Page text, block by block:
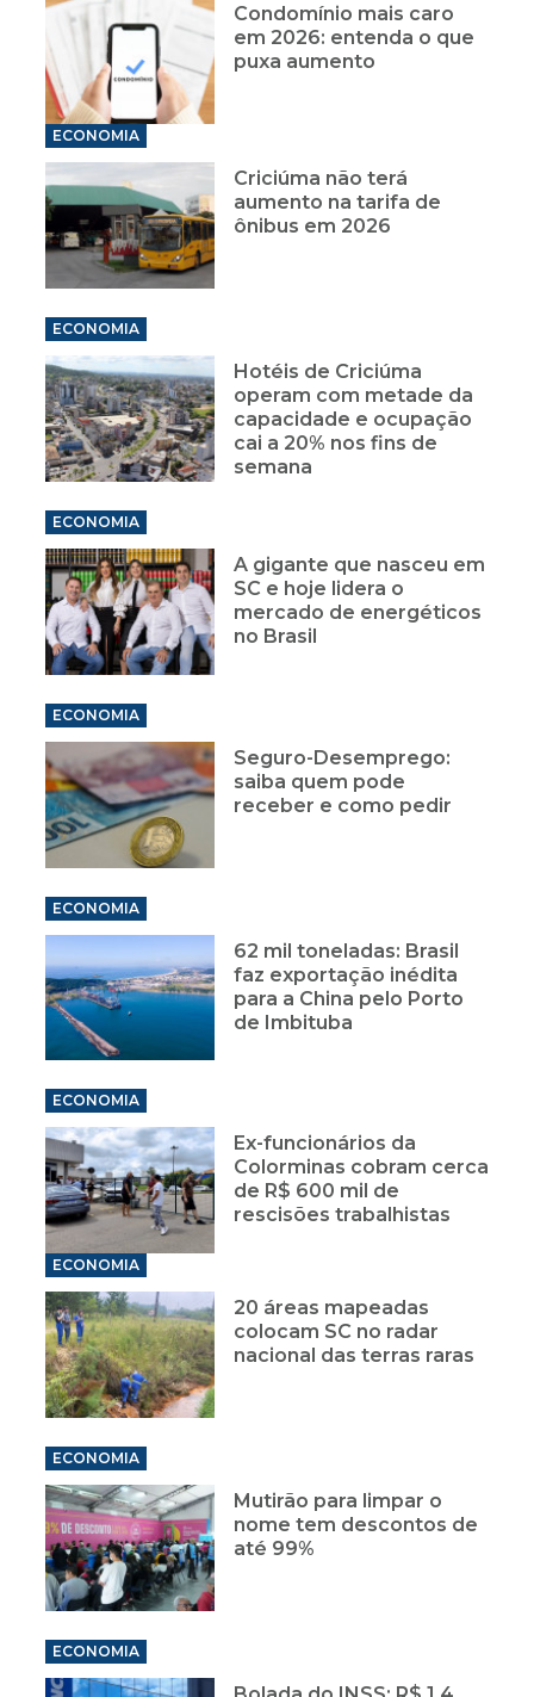
Condomínio mais caro
em 2026: entenda o que
puxa aumento
ECONOMIA
Criciúma não terá
aumento na tarifa de
ônibus em 2026
ECONOMIA
Hotéis de Criciúma
operam com metade da
capacidade e ocupação
cai a 20% nos fins de
semana
ECONOMIA
A gigante que nasceu em
SC e hoje lidera o
mercado de energéticos
no Brasil
ECONOMIA
Seguro-Desemprego:
saiba quem pode
receber e como pedir
ECONOMIA
62 mil toneladas: Brasil
faz exportação inédita
para a China pelo Porto
de Imbituba
ECONOMIA
Ex-funcionários da
Colorminas cobram cerca
de R$ 600 mil de
rescisões trabalhistas
ECONOMIA
20 áreas mapeadas
colocam SC no radar
nacional das terras raras
ECONOMIA
Mutirão para limpar o
nome tem descontos de
até 99%
ECONOMIA